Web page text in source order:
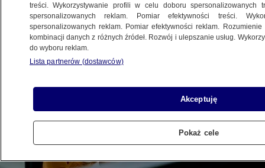
Udostępnij
treści. Wykorzystywanie profili w celu doboru spersonalizowanych
spersonalizowanych reklam. Pomiar efektywności treści.
spersonalizowanych reklam. Pomiar efektywności reklam.
kombinacji danych z różnych źródeł. Rozwój i ulepszanie usług.
do wyboru reklam.
Lista partnerów (dostawców)
Akceptuję
Pokaż cele